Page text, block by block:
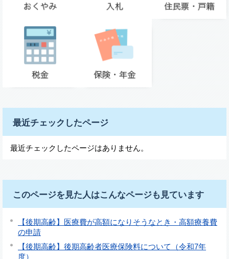
最近チェックしたページ
最近チェックしたページはありません。
このページを見た人はこんなページも見ています
【後期高齢】医療費が高額になりそうなとき・高額療養費
の申請
【後期高齢】後期高齢者医療保険料について（令和7年
度）